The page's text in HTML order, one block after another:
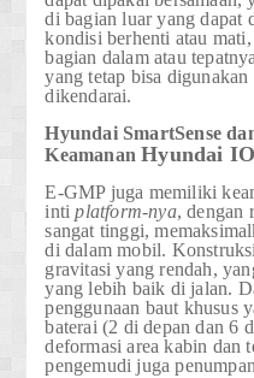
di bagian luar yang dapat
kondisi berhenti atau
bagian dalam atau
yang tetap bisa
dikendarai.
Hyundai SmartSense
KeamananHyundai
E-GMP juga memiliki
intiplatform-nya, dengan
sangat tinggi,
di dalam mobil.
gravitasi yang rendah,
yang lebih baik di jalan.
penggunaan baut khusus
baterai (2 di depan dan 6
deformasi area kabin dan
pengemudi juga